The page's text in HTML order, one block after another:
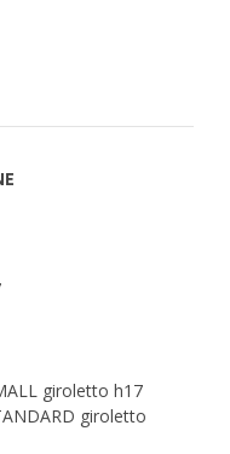
giroletto h17
giroletto